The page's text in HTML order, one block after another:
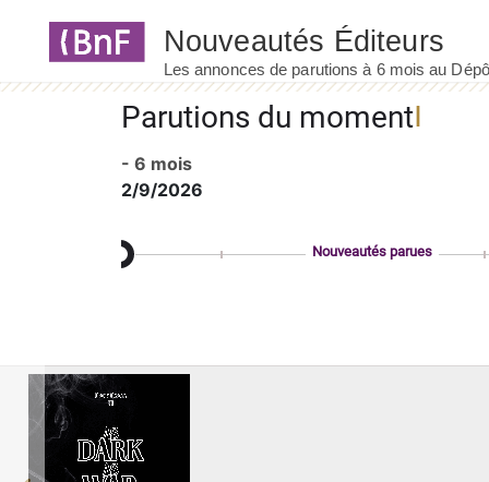
Parutions du moment
- 6 mois
2/9/2026
Nouveautés parues